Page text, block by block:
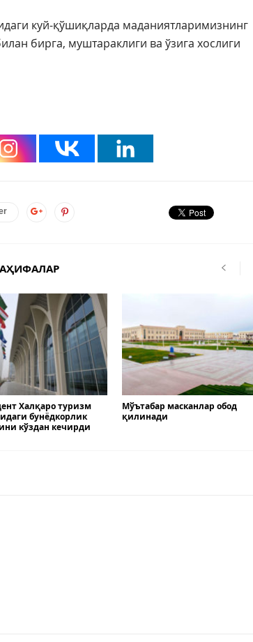
куй-қўшиқларда маданиятларимизнинг
бирга, муштараклиги ва ўзига хослиги
Халқаро туризм
бунёдкорлик
кўздан кечирди
Мўътабар масканлар обод
қилинади